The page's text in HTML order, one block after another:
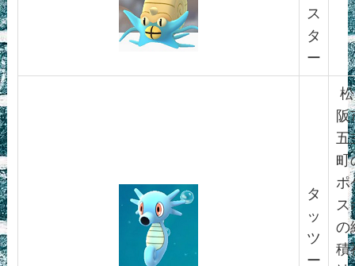
ス
タ
ー
タ
ッ
ツ
ー
松
阪
五
町
ポ
ス
の
積